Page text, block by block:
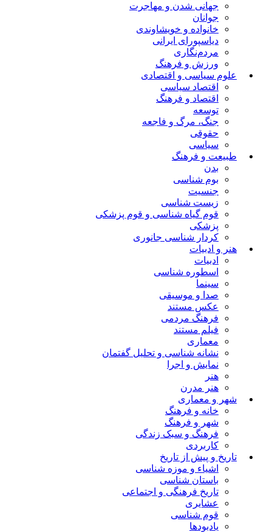
جهانی شدن و مهاجرت
جوانان
خانواده و خویشاوندی
دیاسپورای ایرانی
مردم‌نگاری
ورزش و فرهنگ
علوم سیاسی و اقتصادی
اقتصاد سیاسی
اقتصاد و فرهنگ
توسعه
جنگ، مرگ و فاجعه
حقوقی
سیاسی
طبیعت و فرهنگ
بدن
بوم شناسی
جنسیت
زیست شناسی
قوم گیاه شناسی و قوم پزشکی
پزشکی
کردار شناسی جانوری
هنر و ادبیات
ادبیات
اسطوره شناسی
سینما
صدا و موسیقی
عکس مستند
فرهنگ مردمی
فیلم مستند
معماری
نشانه شناسی و تحلیل گفتمان
نمایش و اجرا
هنر
هنر مدرن
شهر و معماری
خانه و فرهنگ
شهر و فرهنگ
فرهنگ و سبک زندگی
کاربردی
تاریخ و پیش از تاریخ
اشیاء و موزه شناسی
باستان شناسی
تاریخ فرهنگی و اجتماعی
عشایری
قوم شناسی
یادبودها